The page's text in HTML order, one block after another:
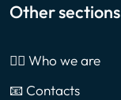
Other sections
🙎‍♂️ Who we are
📧 Contacts